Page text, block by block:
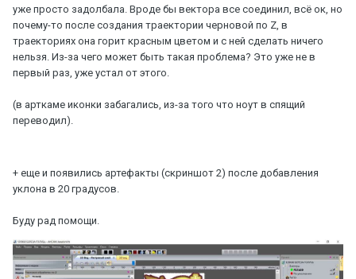
уже просто задолбала. Вроде бы вектора все соединил, всё ок, но
почему-то после создания траектории черновой по Z, в
траекториях она горит красным цветом и с ней сделать ничего
нельзя. Из-за чего может быть такая проблема? Это уже не в
первый раз, уже устал от этого.
(в арткаме иконки забагались, из-за того что ноут в спящий
переводил).
+ еще и появились артефакты (скриншот 2) после добавления
уклона в 20 градусов.
Буду рад помощи.